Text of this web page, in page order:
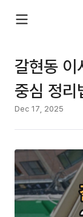
갈현동 이
중심 정리
Dec 17, 2025